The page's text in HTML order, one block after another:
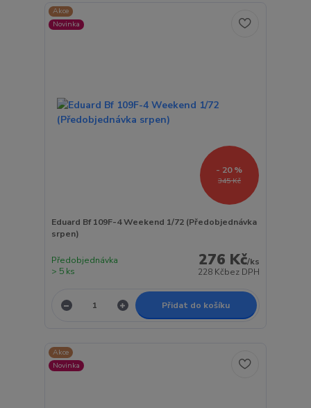
Akce
Novinka
345 Kč
- 20 %
Eduard Bf 109F-4 Weekend 1/72 (Předobjednávka
srpen)
276 Kč/ks
228 Kčbez DPH
Předobjednávka
> 5 ks
Přidat do košíku
Akce
Novinka